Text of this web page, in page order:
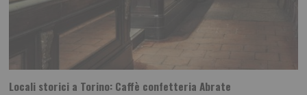
Locali storici a Torino: Caffè confetteria Abrate